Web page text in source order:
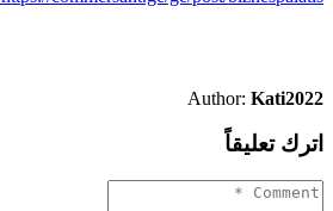
Author: Kati2022
اترك تعليقاً